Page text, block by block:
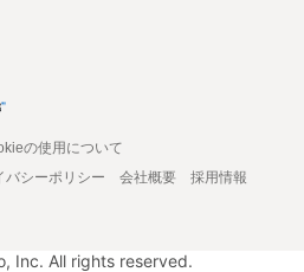
の使用について
バシーポリシー 会社概要
採用情報
Inc. All rights reserved.